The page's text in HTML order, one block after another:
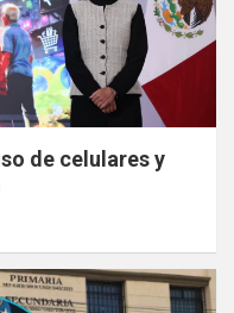
de celulares y